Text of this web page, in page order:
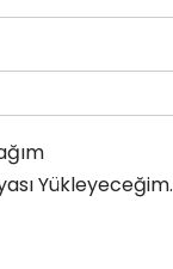
Yükleyeceğim.